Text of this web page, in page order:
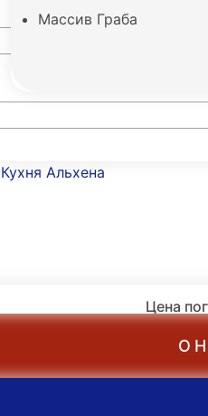
Массив Граба
Кухня Альхена
Цена